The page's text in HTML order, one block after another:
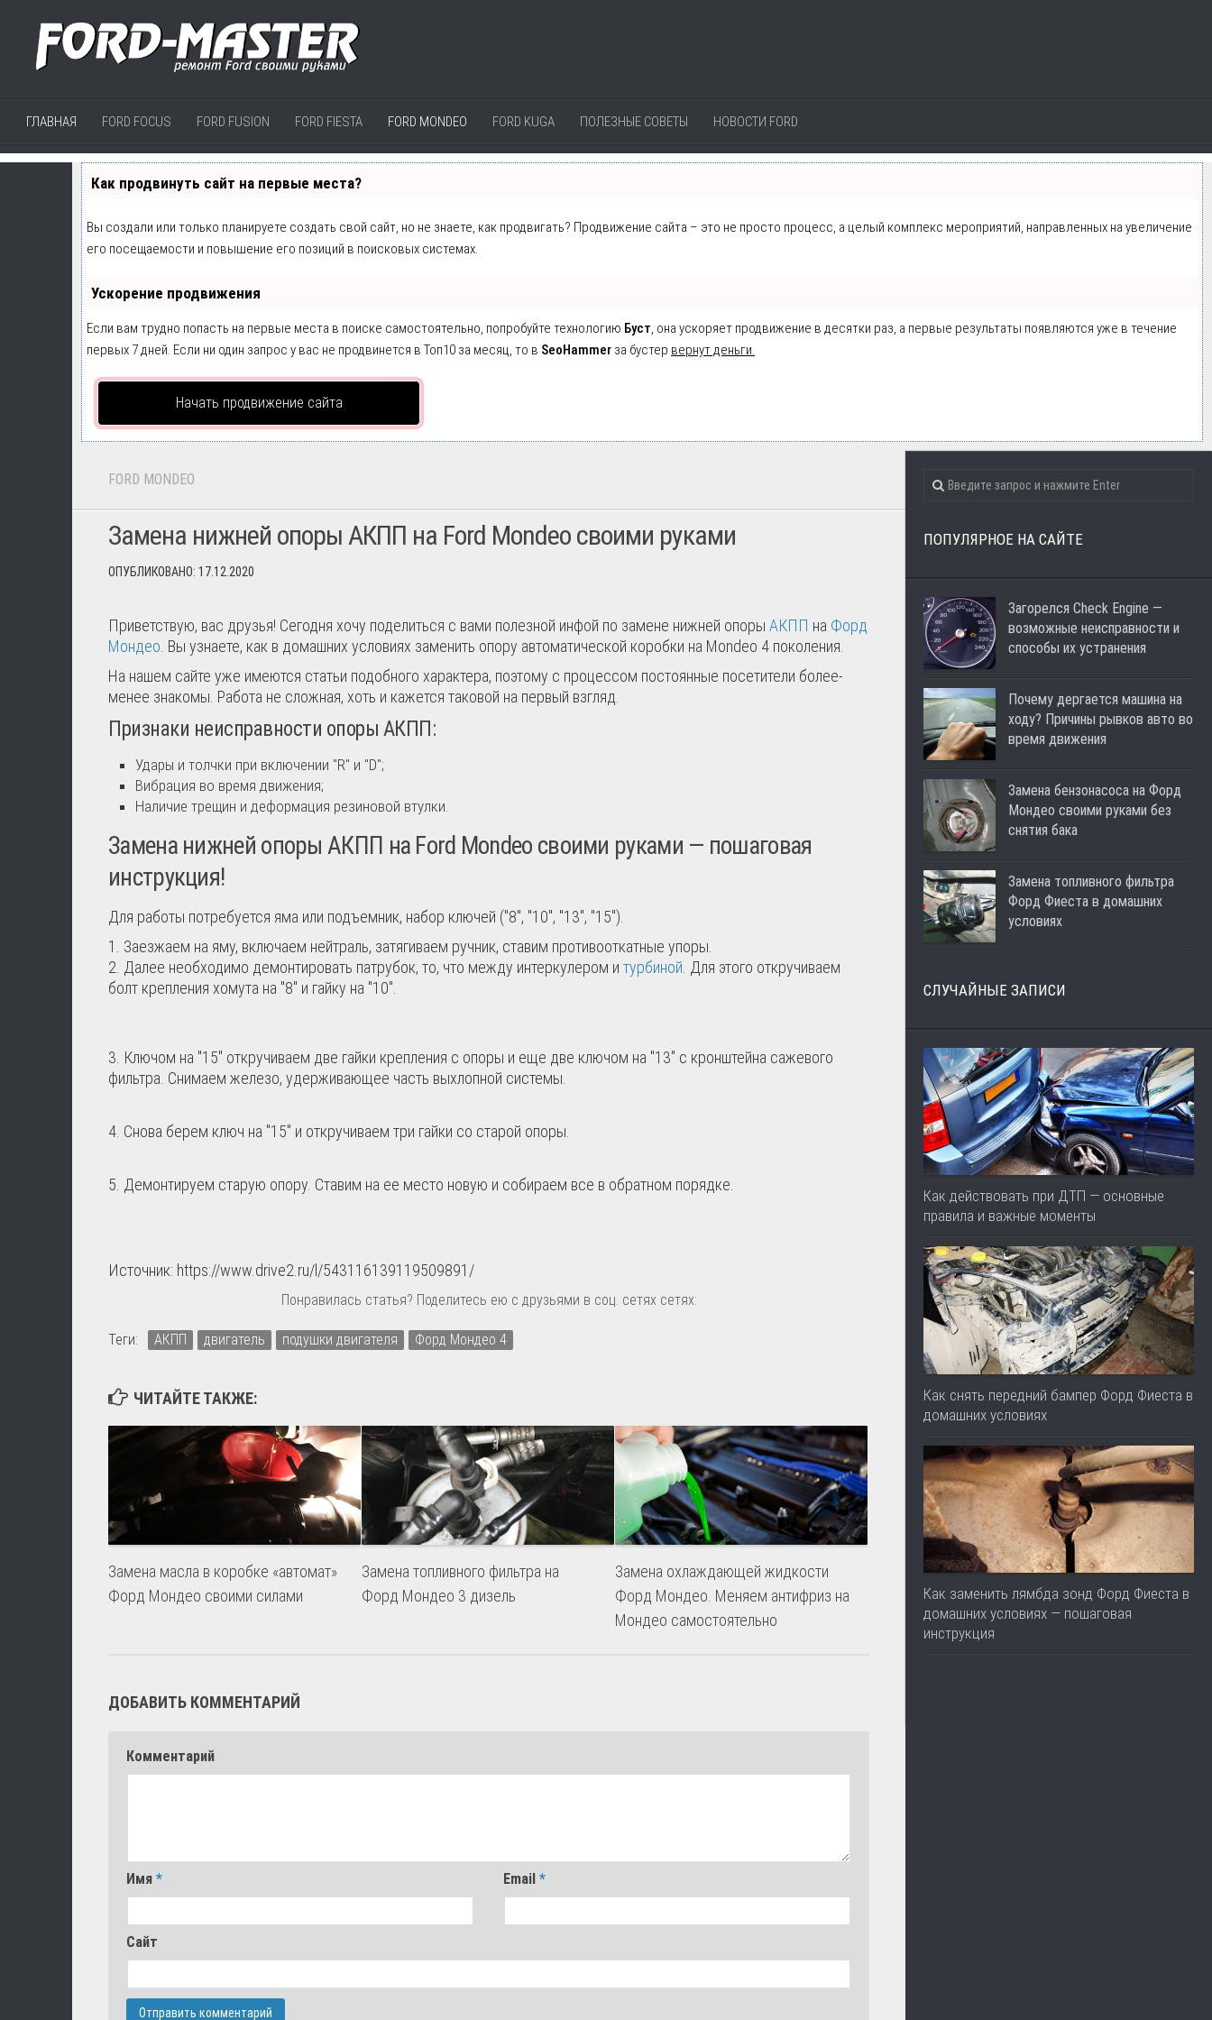
ГЛАВНАЯ FORD FOCUS FORD FUSION FORD FIESTA FORD MONDEO FORD KUGA ПОЛЕЗНЫЕ СОВЕТЫ НОВОСТИ FORD
Как продвинуть сайт на первые места?
Вы создали или только планируете создать свой сайт, но не знаете, как продвигать? Продвижение сайта – это не просто процесс, а целый комплекс мероприятий, направленных на увеличение
его посещаемости и повышение его позиций в поисковых системах.
Ускорение продвижения
Если вам трудно попасть на первые места в поиске самостоятельно, попробуйте технологию Буст, она ускоряет продвижение в десятки раз, а первые результаты появляются уже в течение
первых 7 дней. Если ни один запрос у вас не продвинется в Топ10 за месяц, то в SeoHammer за бустер вернут деньги.
Начать продвижение сайта
FORD MONDEO
Замена нижней опоры АКПП на Ford Mondeo своими руками
ОПУБЛИКОВАНО: 17.12.2020
Приветствую, вас друзья! Сегодня хочу поделиться с вами полезной инфой по замене нижней опоры АКПП на Форд
Мондео . Вы узнаете, как в домашних условиях заменить опору автоматической коробки на Mondeo 4 поколения.
На нашем сайте уже имеются статьи подобного характера, поэтому с процессом постоянные посетители более-
менее знакомы. Работа не сложная, хоть и кажется таковой на первый взгляд.
Признаки неисправности опоры АКПП:
Удары и толчки при включении "R" и "D";
Вибрация во время движения;
Наличие трещин и деформация резиновой втулки.
Замена нижней опоры АКПП на Ford Mondeo своими руками — пошаговая
инструкция!
Для работы потребуется яма или подъемник, набор ключей ("8", "10", "13", "15").
Заезжаем на яму, включаем нейтраль, затягиваем ручник, ставим противооткатные упоры.
Далее необходимо демонтировать патрубок, то, что между интеркулером и турбиной . Для этого откручиваем
болт крепления хомута на "8" и гайку на "10".
Ключом на "15" откручиваем две гайки крепления с опоры и еще две ключом на "13" с кронштейна сажевого
фильтра. Снимаем железо, удерживающее часть выхлопной системы.
Снова берем ключ на "15" и откручиваем три гайки со старой опоры.
Демонтируем старую опору. Ставим на ее место новую и собираем все в обратном порядке.
Источник: https://www.drive2.ru/l/543116139119509891/
Понравилась статья? Поделитесь ею с друзьями в соц. сетях сетях:
Теги: АКПП двигатель подушки двигателя Форд Мондео 4
ЧИТАЙТЕ ТАКЖЕ:
Замена масла в коробке «автомат»
Форд Мондео своими силами
Замена топливного фильтра на
Форд Мондео 3 дизель
Замена охлаждающей жидкости
Форд Мондео. Меняем антифриз на
Мондео самостоятельно
ДОБАВИТЬ КОММЕНТАРИЙ
Комментарий
Имя * Email*
Сайт
ПОПУЛЯРНОЕ НА САЙТЕ
Загорелся Check Engine —
возможные неисправности и
способы их устранения
Почему дергается машина на
ходу? Причины рывков авто во
время движения
Замена бензонасоса на Форд
Мондео своими руками без
снятия бака
Замена топливного фильтра
Форд Фиеста в домашних
условиях
СЛУЧАЙНЫЕ ЗАПИСИ
Как действовать при ДТП — основные
правила и важные моменты
Как снять передний бампер Форд Фиеста в
домашних условиях
Как заменить лямбда зонд Форд Фиеста в
домашних условиях — пошаговая
инструкция